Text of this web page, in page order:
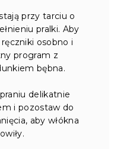
przy tarciu o
pralki. Aby
osobno i
program z
bębna.
delikatnie
i pozostaw do
aby włókna